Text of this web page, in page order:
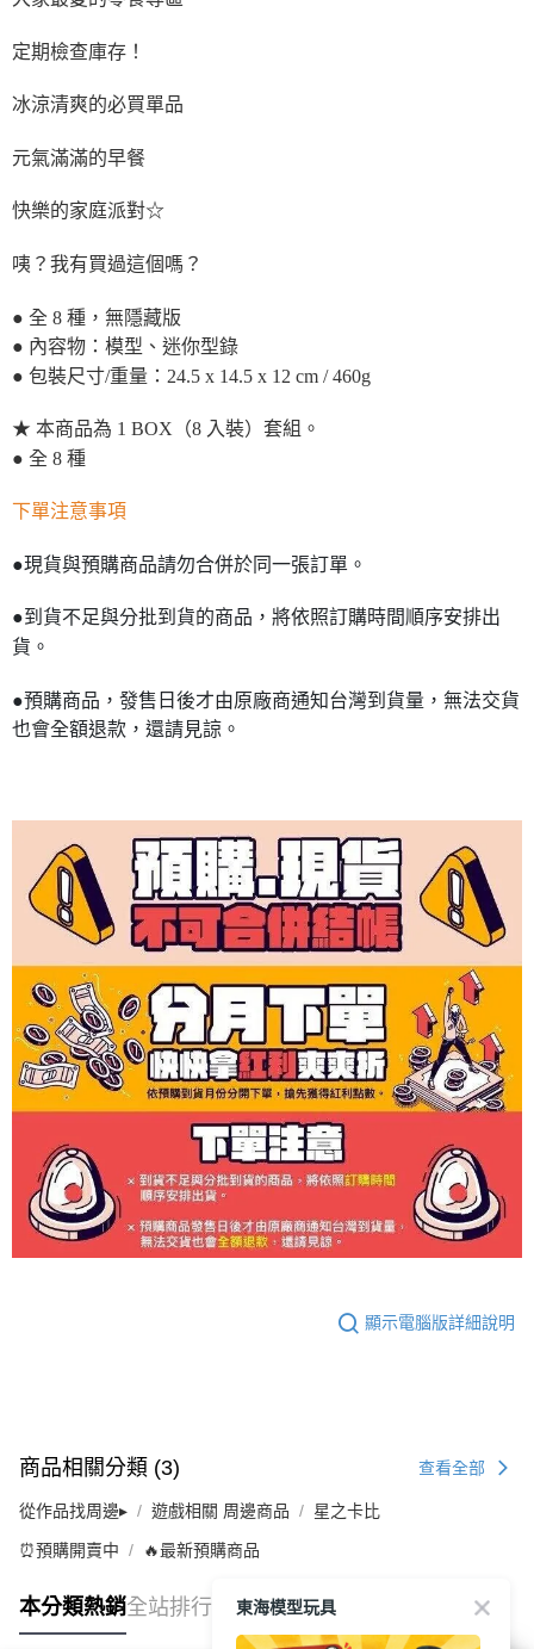
定期檢查庫存！
冰涼清爽的必買單品
元氣滿滿的早餐
快樂的家庭派對☆
咦？我有買過這個嗎？
● 全 8 種，無隱藏版
● 內容物：模型、迷你型錄
● 包裝尺寸/重量：24.5 x 14.5 x 12 cm / 460g
★ 本商品為 1 BOX（8 入裝）套組。
● 全 8 種
下單注意事項
●現貨與預購商品請勿合併於同一張訂單。
●到貨不足與分批到貨的商品，將依照訂購時間順序安排出
貨。
●預購商品，發售日後才由原廠商通知台灣到貨量，無法交貨
也會全額退款，還請見諒。
顯示電腦版詳細說明
商品相關分類 (3) 查看全部
從作品找周邊▸ 遊戲相關 周邊商品 星之卡比
⏰預購開賣中 🔥最新預購商品
本分類熱銷全站排行 東海模型玩具